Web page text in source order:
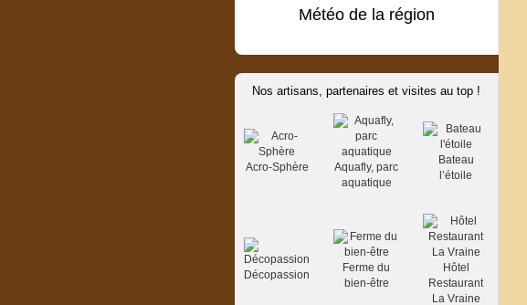
Météo de la région
Nos artisans, partenaires et visites au top !
Acro-Sphère
Aquafly, parc
aquatique
Bateau
l’étoile
Décopassion
Ferme du
bien-être
Hôtel
Restaurant
La Vraine